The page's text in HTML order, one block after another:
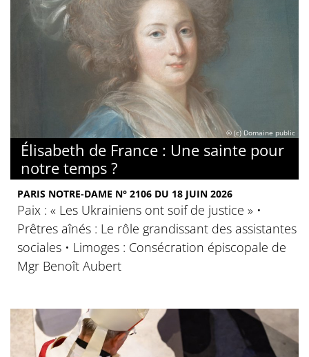
© (c) Domaine public
Élisabeth de France : Une sainte pour
notre temps ?
PARIS NOTRE-DAME N° 2106 DU 18 JUIN 2026
Paix : « Les Ukrainiens ont soif de justice » •
Prêtres aînés : Le rôle grandissant des assistantes
sociales • Limoges : Consécration épiscopale de
Mgr Benoît Aubert